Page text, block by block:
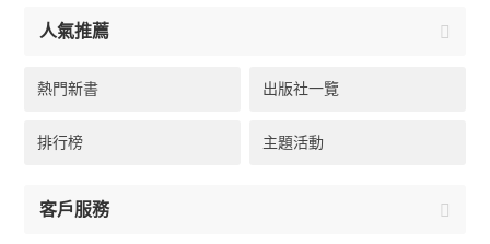
人氣推薦
熱門新書 出版社一覽
排行榜 主題活動
客戶服務